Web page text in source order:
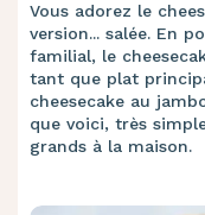
Vous adorez le
version... salée. En
familial, le
tant que plat
cheesecake au
que voici, très
grands à la maison.